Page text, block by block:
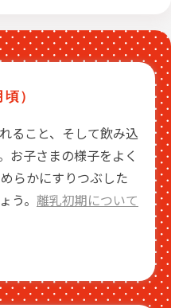
）
ること、そして飲み込
お子さまの様子をよく
らかにすりつぶした
う。 離乳初期について